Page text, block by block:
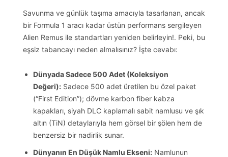
Savunma ve günlük taşıma amacıyla tasarlanan, ancak
bir Formula 1 aracı kadar üstün performans sergileyen
Alien Remus ile standartları yeniden belirleyin!. Peki, bu
eşsiz tabancayı neden almalısınız? İşte cevabı:
Dünyada Sadece 500 Adet (Koleksiyon
Değeri): Sadece 500 adet üretilen bu özel paket
(“First Edition”); dövme karbon fiber kabza
kapakları, siyah DLC kaplamalı sabit namlusu ve şık
altın (TiN) detaylarıyla hem görsel bir şölen hem de
benzersiz bir nadirlik sunar.
Dünyanın En Düşük Namlu Ekseni: Namlunun